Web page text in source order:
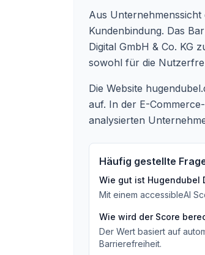
Aus
Kundenbindung. Das
Digital GmbH & Co. KG
sowohl für die
Die Website
auf. In der E-
analysierten
Häufig gestellte
Wie gut ist Hugendubel
Mit einem accessibleAI
Wie wird der Score
Der Wert basiert auf
Barrierefreiheit.